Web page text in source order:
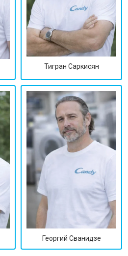
Тигран Саркисян
Георгий Сванидзе